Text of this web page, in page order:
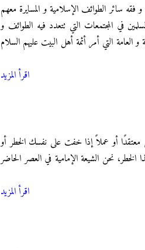
فقه سائر الطوائف الإسلامية و المسايرة معهم
في المجتمعات التي تتعدد فيه الطوائف و
التي أمر أئمة أهل البيت عليهم السلام
اقرأ المزيد
معتقدًا أو عملاً إذا خفت على نفسك الخطر أو
نحن الشيعة الإمامية في العصر الحاضر
اقرأ المزيد